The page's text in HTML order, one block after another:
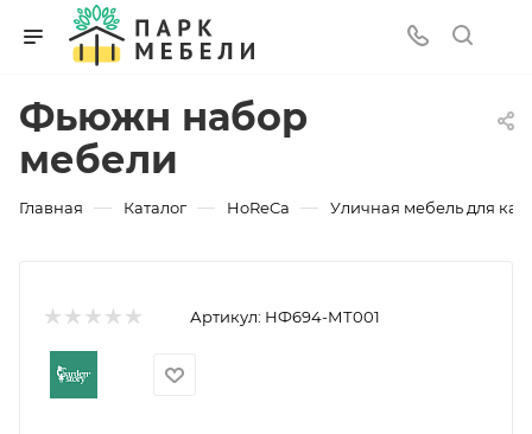
Фьюжн набор
мебели
Главная — Каталог — HoReCa — Уличная мебель для
Артикул: НФ694-МТ001